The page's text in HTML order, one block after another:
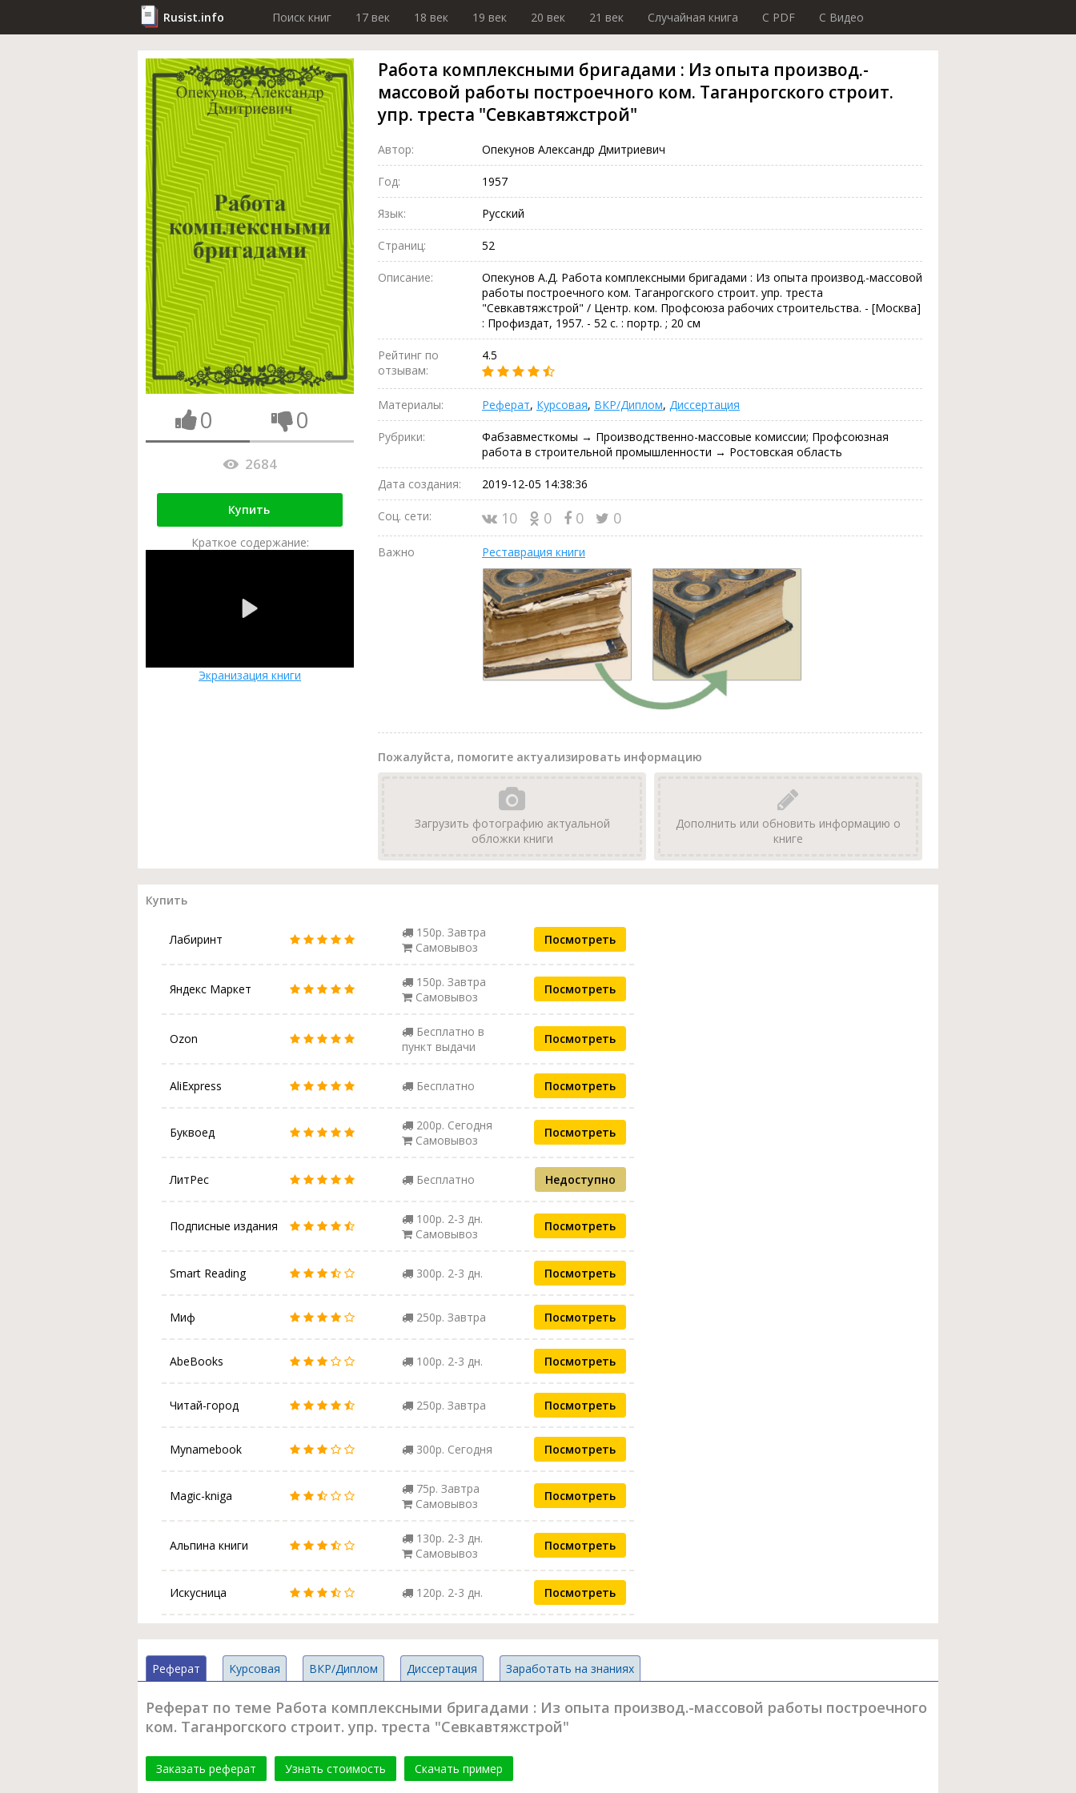
Rusist.info Поиск книг 17 век 18 век 19 век 20 век 21 век Случайная книга C PDF C Видео
0 0
2684
Купить
Краткое содержание:
Экранизация книги
Работа комплексными бригадами : Из опыта производ.-
массовой работы построечного ком. Таганрогского строит.
упр. треста "Севкавтяжстрой"
Автор: Опекунов Александр Дмитриевич
Год: 1957
Язык: Русский
Страниц: 52
Описание:
Опекунов А.Д. Работа комплексными бригадами : Из опыта производ.-массовой
работы построечного ком. Таганрогского строит. упр. треста
"Севкавтяжстрой" / Центр. ком. Профсоюза рабочих строительства. - [Москва]
: Профиздат, 1957. - 52 с. : портр. ; 20 см
Рейтинг по
отзывам:
4.5
Материалы: Реферат, Курсовая, ВКР/Диплом, Диссертация
Рубрики:
Фабзавместкомы → Производственно-массовые комиссии; Профсоюзная
работа в строительной промышленности → Ростовская область
Дата создания: 2019-12-05 14:38:36
Соц. сети: 10 0 0 0
Важно Реставрация книги
Пожалуйста, помогите актуализировать информацию
Загрузить фотографию актуальной
обложки книги
Дополнить или обновить информацию о
книге
Купить
Лабиринт
150р. Завтра
Самовывоз
Посмотреть
Яндекс Маркет
150р. Завтра
Самовывоз
Посмотреть
Ozon
Бесплатно в
пункт выдачи
Посмотреть
AliExpress Бесплатно Посмотреть
Буквоед
200р. Сегодня
Самовывоз
Посмотреть
ЛитРес Бесплатно Недоступно
Подписные издания
100р. 2-3 дн.
Самовывоз
Посмотреть
Smart Reading 300р. 2-3 дн. Посмотреть
Миф 250р. Завтра Посмотреть
AbeBooks 100р. 2-3 дн. Посмотреть
Читай-город 250р. Завтра Посмотреть
Mynamebook 300р. Сегодня Посмотреть
Magic-kniga
75р. Завтра
Самовывоз
Посмотреть
Альпина книги
130р. 2-3 дн.
Самовывоз
Посмотреть
Искусница 120р. 2-3 дн. Посмотреть
Реферат Курсовая ВКР/Диплом Диссертация Заработать на знаниях
Реферат по теме Работа комплексными бригадами : Из опыта производ.-массовой работы построечного
ком. Таганрогского строит. упр. треста "Севкавтяжстрой"
Заказать реферат Узнать стоимость Скачать пример